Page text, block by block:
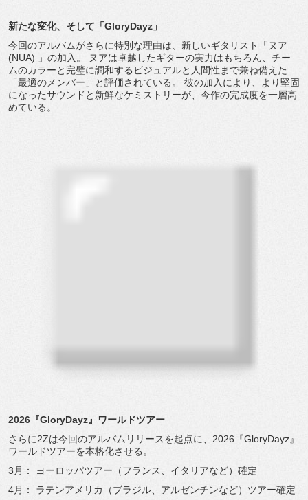
新たな変化、そして「GloryDayz」
今回のアルバムがさらに特別な理由は、新しいギタリスト「ヌア
(NUA) 」の加入。 ヌアは卓越したギターの実力はもちろん、 チー
ムのカラーと完璧に調和するビジュアルと人間性まで兼ね備え た
「最適のメンバー」と評価されている。 彼の加入により、
より堅固
になったサウンドと新鮮なケミストリーが、 今作の完成度を一層高
めている。
2026『GloryDayz』ワールドツアー
さらに2Zは今回のアルバムリリースを起点に、2026『GloryDayz』
ワールドツアーを本格化させる。
3月： ヨーロッパツアー（フランス、イタリアなど）確定
4月： ラテンアメリカ（ブラジル、アルゼンチンなど）ツアー確定